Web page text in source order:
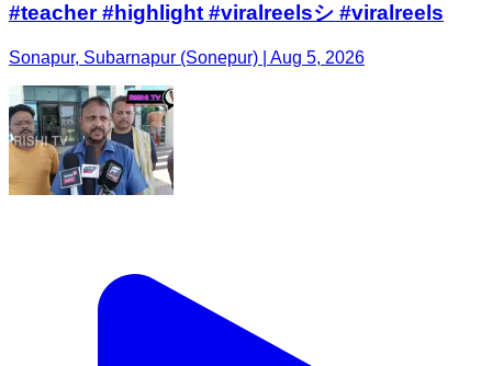
#teacher #highlight #viralreelsシ #viralreels
Sonapur, Subarnapur (Sonepur) | Aug 5, 2026